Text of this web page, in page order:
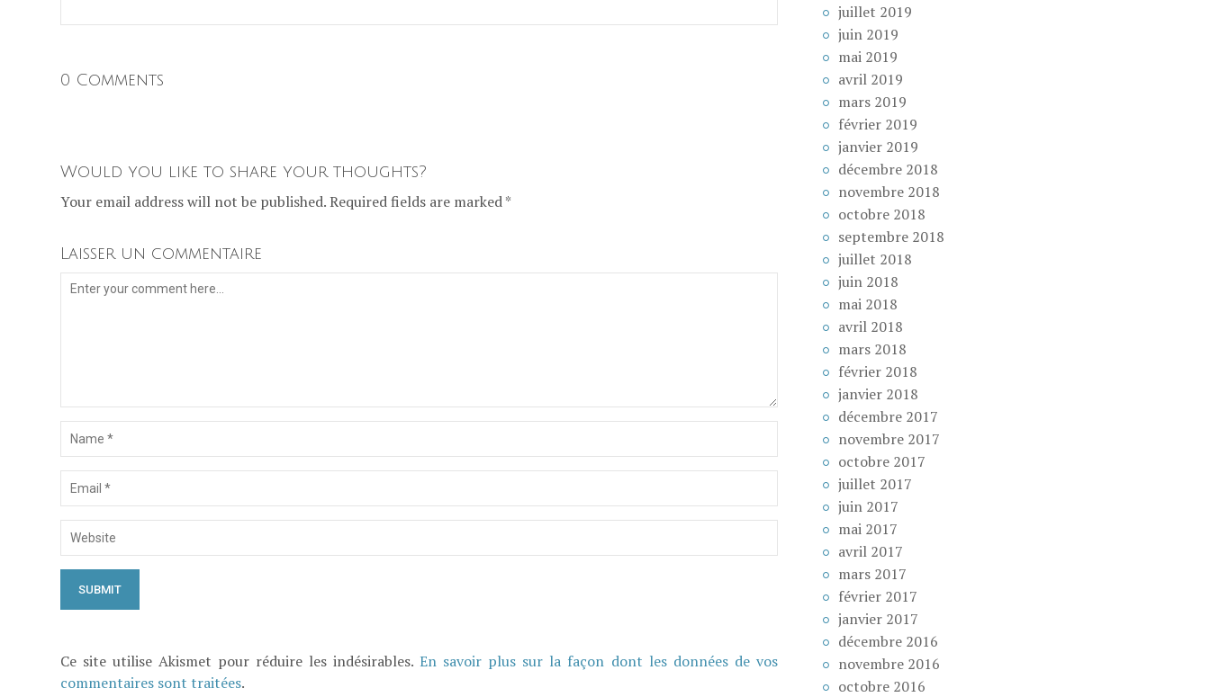
0 Comments
Would you like to share your thoughts?
Your email address will not be published. Required fields are marked *
Laisser un commentaire
Ce site utilise Akismet pour réduire les indésirables.En savoir plus sur la façon dont les données de vos
commentaires sont traitées.
juillet 2019
juin 2019
mai 2019
avril 2019
mars 2019
février 2019
janvier 2019
décembre 2018
novembre 2018
octobre 2018
septembre 2018
juillet 2018
juin 2018
mai 2018
avril 2018
mars 2018
février 2018
janvier 2018
décembre 2017
novembre 2017
octobre 2017
juillet 2017
juin 2017
mai 2017
avril 2017
mars 2017
février 2017
janvier 2017
décembre 2016
novembre 2016
octobre 2016